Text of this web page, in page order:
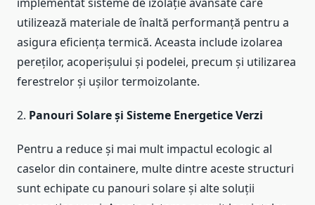
utilizează materiale de înaltă performanță pentru a
asigura eficiența termică. Aceasta include izolarea
pereților, acoperișului și podelei, precum și utilizarea
ferestrelor și ușilor termoizolante.
2. Panouri Solare și Sisteme Energetice Verzi
Pentru a reduce și mai mult impactul ecologic al
caselor din containere, multe dintre aceste structuri
sunt echipate cu panouri solare și alte soluții